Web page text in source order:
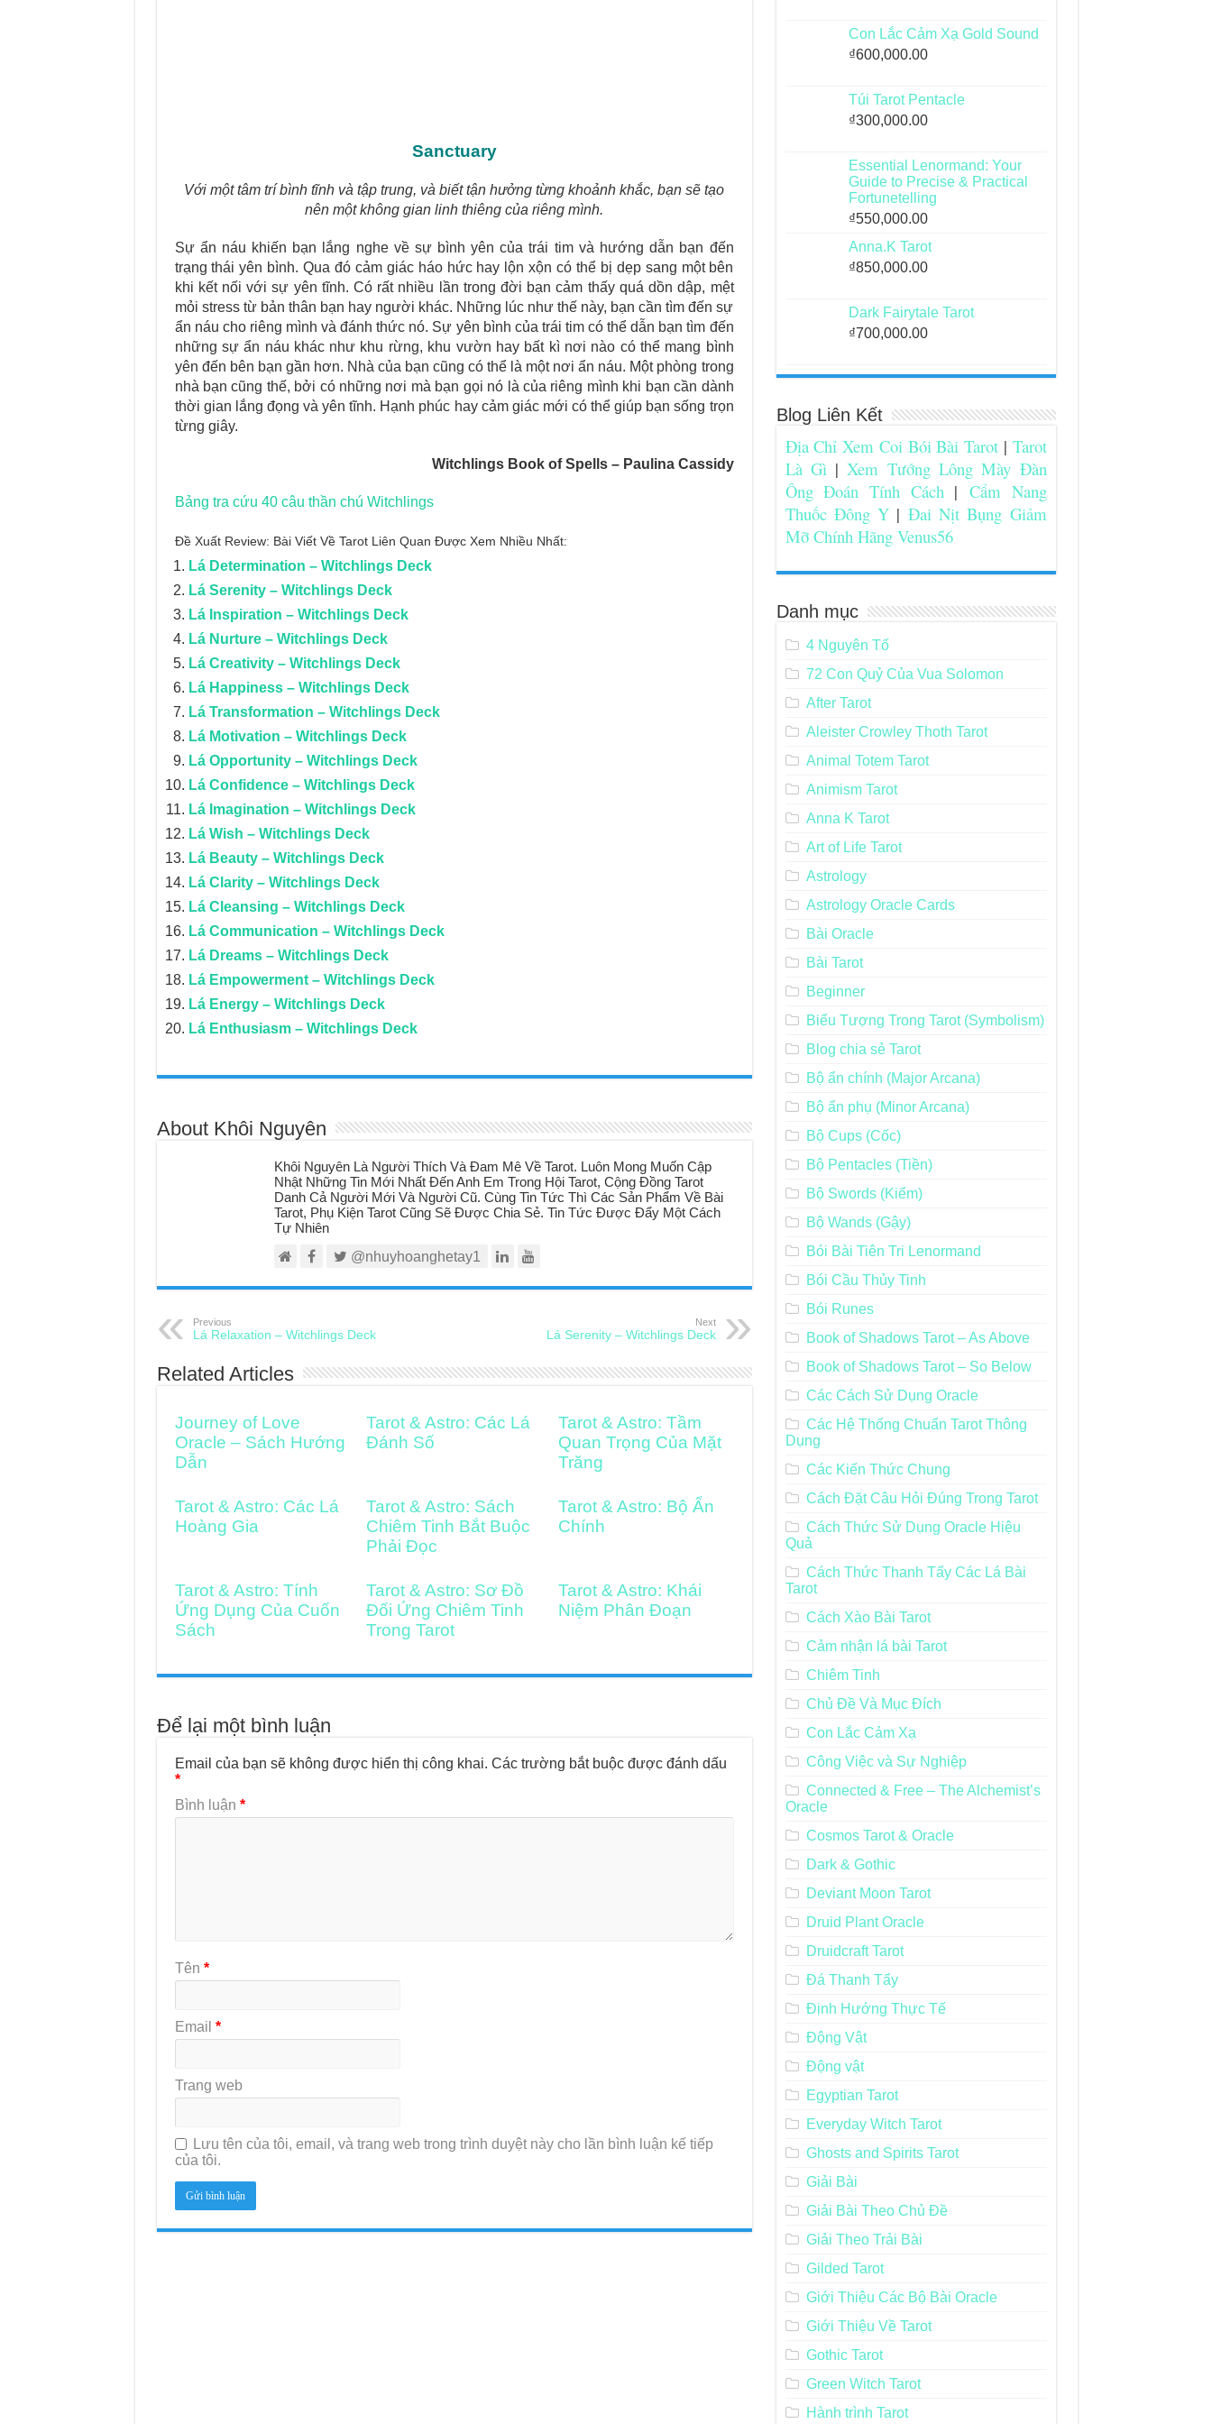
Sanctuary
Với một tâm trí bình tĩnh và tập trung, và biết tận hưởng từng khoảnh khắc, bạn sẽ tạo
nên một không gian linh thiêng của riêng mình.
Sự ẩn náu khiến bạn lắng nghe về sự bình yên của trái tim và hướng dẫn bạn đến
trạng thái yên bình. Qua đó cảm giác háo hức hay lộn xộn có thể bị dẹp sang một bên
khi kết nối với sự yên tĩnh. Có rất nhiều lần trong đời bạn cảm thấy quá dồn dập, mệt
mỏi stress từ bản thân bạn hay người khác. Những lúc như thế này, bạn cần tìm đến sự
ẩn náu cho riêng mình và đánh thức nó. Sự yên bình của trái tim có thể dẫn bạn tìm đến
những sự ẩn náu khác như khu rừng, khu vườn hay bất kì nơi nào có thể mang bình
yên đến bên bạn gần hơn. Nhà của bạn cũng có thể là một nơi ẩn náu. Một phòng trong
nhà bạn cũng thế, bởi có những nơi mà bạn gọi nó là của riêng mình khi bạn cần dành
thời gian lắng đọng và yên tĩnh. Hạnh phúc hay cảm giác mới có thể giúp bạn sống trọn
từng giây.
WitchlingsBook of Spells – Paulina Cassidy
Bảng tra cứu 40 câu thần chú Witchlings
Đề Xuất Review: Bài Viết Về Tarot Liên Quan Được Xem Nhiều Nhất:
Lá Determination – Witchlings Deck
Lá Serenity – Witchlings Deck
Lá Inspiration – Witchlings Deck
Lá Nurture – Witchlings Deck
Lá Creativity – Witchlings Deck
Lá Happiness – Witchlings Deck
Lá Transformation – Witchlings Deck
Lá Motivation – Witchlings Deck
Lá Opportunity – Witchlings Deck
Lá Confidence – Witchlings Deck
Lá Imagination – Witchlings Deck
Lá Wish – Witchlings Deck
Lá Beauty – Witchlings Deck
Lá Clarity – Witchlings Deck
Lá Cleansing – Witchlings Deck
Lá Communication – Witchlings Deck
Lá Dreams – Witchlings Deck
Lá Empowerment – Witchlings Deck
Lá Energy – Witchlings Deck
Lá Enthusiasm – Witchlings Deck
About Khôi Nguyên
Khôi Nguyên Là Người Thích Và Đam Mê Về Tarot. Luôn Mong Muốn Cập
Nhật Những Tin Mới Nhất Đến Anh Em Trong Hội Tarot, Cộng Đồng Tarot
Danh Cả Người Mới Và Người Cũ. Cùng Tin Tức Thì Các Sản Phẩm Về Bài
Tarot, Phụ Kiện Tarot Cũng Sẽ Được Chia Sẻ. Tin Tức Được Đẩy Một Cách
Tự Nhiên
@nhuyhoanghetay1
Previous
Lá Relaxation – Witchlings Deck
Next
Lá Serenity – Witchlings Deck
Related Articles
Journey of Love
Oracle – Sách Hướng
Dẫn
Tarot & Astro: Các Lá
Đánh Số
Tarot & Astro: Tầm
Quan Trọng Của Mặt
Trăng
Tarot & Astro: Các Lá
Hoàng Gia
Tarot & Astro: Sách
Chiêm Tinh Bắt Buộc
Phải Đọc
Tarot & Astro: Bộ Ẩn
Chính
Tarot & Astro: Tính
Ứng Dụng Của Cuốn
Sách
Tarot & Astro: Sơ Đồ
Đối Ứng Chiêm Tinh
Trong Tarot
Tarot & Astro: Khái
Niệm Phân Đoạn
Để lại một bình luận
Email của bạn sẽ không được hiển thị công khai. Các trường bắt buộc được đánh dấu
*
Bình luận *
Tên *
Email *
Trang web
Lưu tên của tôi, email, và trang web trong trình duyệt này cho lần bình luận kế tiếp
của tôi.
Con Lắc Cảm Xạ Gold Sound
₫600,000.00
Túi Tarot Pentacle
₫300,000.00
Essential Lenormand: Your
Guide to Precise & Practical
Fortunetelling
₫550,000.00
Anna.K Tarot
₫850,000.00
Dark Fairytale Tarot
₫700,000.00
Blog Liên Kết
Địa Chỉ Xem Coi Bói Bài Tarot | Tarot
Là Gì|Xem Tướng Lông Mày Đàn
Ông Đoán Tính Cách| Cẩm Nang
Thuốc Đông Y|Đai Nịt Bụng Giảm
Mỡ Chính Hãng Venus56
Danh mục
4 Nguyên Tố
72 Con Quỷ Của Vua Solomon
After Tarot
Aleister Crowley Thoth Tarot
Animal Totem Tarot
Animism Tarot
Anna K Tarot
Art of Life Tarot
Astrology
Astrology Oracle Cards
Bài Oracle
Bài Tarot
Beginner
Biểu Tượng Trong Tarot (Symbolism)
Blog chia sẻ Tarot
Bộ ẩn chính (Major Arcana)
Bộ ẩn phụ (Minor Arcana)
Bộ Cups (Cốc)
Bộ Pentacles (Tiền)
Bộ Swords (Kiếm)
Bộ Wands (Gậy)
Bói Bài Tiên Tri Lenormand
Bói Cầu Thủy Tinh
Bói Runes
Book of Shadows Tarot – As Above
Book of Shadows Tarot – So Below
Các Cách Sử Dụng Oracle
Các Hệ Thống Chuẩn Tarot Thông
Dụng
Các Kiến Thức Chung
Cách Đặt Câu Hỏi Đúng Trong Tarot
Cách Thức Sử Dụng Oracle Hiệu
Quả
Cách Thức Thanh Tẩy Các Lá Bài
Tarot
Cách Xào Bài Tarot
Cảm nhận lá bài Tarot
Chiêm Tinh
Chủ Đề Và Mục Đích
Con Lắc Cảm Xạ
Công Việc và Sự Nghiệp
Connected & Free – The Alchemist’s
Oracle
Cosmos Tarot & Oracle
Dark & Gothic
Deviant Moon Tarot
Druid Plant Oracle
Druidcraft Tarot
Đá Thanh Tẩy
Định Hướng Thực Tế
Động Vật
Động vật
Egyptian Tarot
Everyday Witch Tarot
Ghosts and Spirits Tarot
Giải Bài
Giải Bài Theo Chủ Đề
Giải Theo Trải Bài
Gilded Tarot
Giới Thiệu Các Bộ Bài Oracle
Giới Thiệu Về Tarot
Gothic Tarot
Green Witch Tarot
Hành trình Tarot